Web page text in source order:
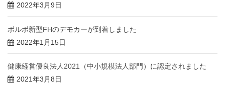
2022年3月9日
ボルボ新型FHのデモカーが到着しました
2022年1月15日
健康経営優良法人2021（中小規模法人部門）に認定されました
2021年3月8日